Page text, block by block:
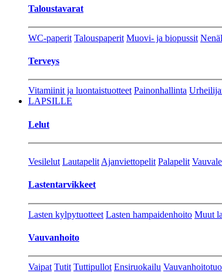
Taloustavarat
WC-paperit Talouspaperit Muovi- ja biopussit
Terveys
Vitamiinit ja luontaistuotteet Painonhallinta
LAPSILLE
Lelut
Vesilelut Lautapelit Ajanviettopelit Palapelit
Lastentarvikkeet
Lasten kylpytuotteet Lasten hampaidenhoito Muut
Vauvanhoito
Vaipat Tutit Tuttipullot Ensiruokailu